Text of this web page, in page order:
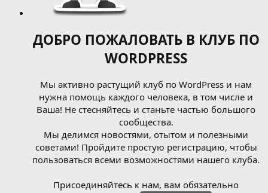
ДОБРО ПОЖАЛОВАТЬ В КЛУБ ПО
WORDPRESS
Мы активно растущий клуб по WordPress и нам
нужна помощь каждого человека, в том числе и
Ваша! Не стесняйтесь и станьте частью большого
сообщества.
Мы делимся новостями, отытом и полезными
советами! Пройдите простую регистрацию, чтобы
пользоваться всеми возможностями нашего клуба.
Присоединяйтесь к нам, вам обязательно